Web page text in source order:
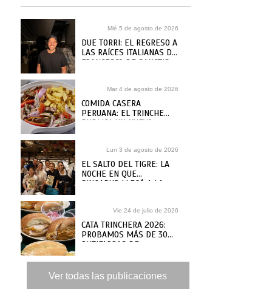
Mié 5 de agosto de 2026
DUE TORRI: EL REGRESO A
LAS RAÍCES ITALIANAS DE
FRANCESCO DE SANCTIS
Mar 4 de agosto de 2026
COMIDA CASERA
PERUANA: EL TRINCHE
PUBLICA UN NUEVO
Lun 3 de agosto de 2026
EL SALTO DEL TIGRE: LA
NOCHE EN QUE
SINGAPUR LLEGÓ A LA
Vie 24 de julio de 2026
CATA TRINCHERA 2026:
PROBAMOS MÁS DE 30
BUTIFARRAS DE
DE ANTAÑO PARA ELEGIR
LAS MEJORES
Ver todas las publicaciones